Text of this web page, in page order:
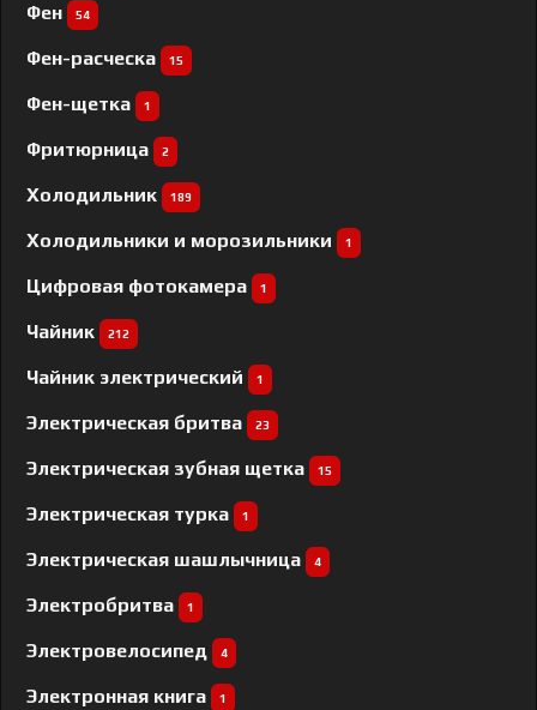
Фен 54
Фен-расческа 15
Фен-щетка 1
Фритюрница 2
Холодильник 189
Холодильники и морозильники 1
Цифровая фотокамера 1
Чайник 212
Чайник электрический 1
Электрическая бритва 23
Электрическая зубная щетка 15
Электрическая турка 1
Электрическая шашлычница 4
Электробритва 1
Электровелосипед 4
Электронная книга 1